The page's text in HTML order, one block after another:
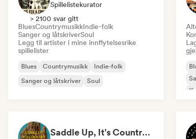
Spillelistekurator
> 2100 svar gitt
BluesCountrymusikkIndie-folk
Sanger og låtskriverSoul
Legg til artister i mine innflytelsesrike
spillelister
Blues Countrymusikk
Indie-folk
Sanger og låtskriver
Soul
Saddle Up, It's Country Time 🤠 Outlaw Country, Americana & Country Rock